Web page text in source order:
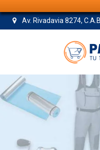
Av. Rivadavia 8274,